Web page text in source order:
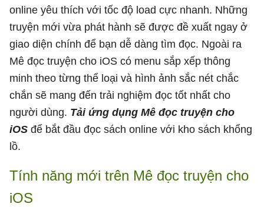
online yêu thích với tốc độ load cực nhanh. Những
truyện mới vừa phát hành sẽ được đề xuất ngay ở
giao diện chính để bạn dễ dàng tìm đọc. Ngoài ra
Mê đọc truyện cho iOS có menu sắp xếp thông
minh theo từng thể loại và hình ảnh sắc nét chắc
chắn sẽ mang đến trải nghiệm đọc tốt nhất cho
người dùng. Tải ứng dụng Mê đọc truyện cho
iOS để bắt đầu đọc sách online với kho sách khổng
lồ.
Tính năng mới trên Mê đọc truyện cho
iOS